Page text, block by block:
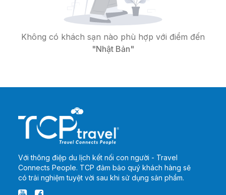
Không có khách sạn nào phù hợp với điểm đến
"Nhật Bản"
Với thông điệp du lịch kết nối con người - Travel
Connects People. TCP đảm bảo quý khách hàng sẽ
có trải nghiệm tuyệt vời sau khi sử dụng sản phẩm.